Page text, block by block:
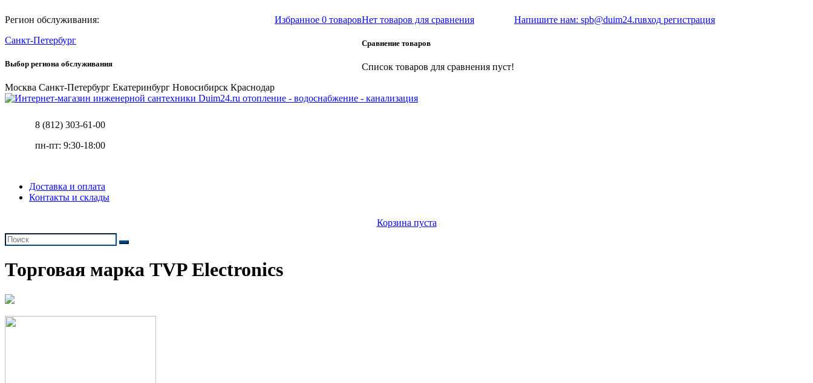
Регион обслуживания:
Санкт-Петербург
Выбор региона обслуживания
Москва Санкт-Петербург Екатеринбург Новосибирск Краснодар
Избранное 0 товаровНет товаров для сравнения
Сравнение товаров
Список товаров для сравнения пуст!
Напишите нам: spb@duim24.ruвход регистрация
отопление - водоснабжение - канализация
8 (812) 303-61-00
пн-пт: 9:30-18:00
Доставка и оплата
Контакты и склады
Корзина пуста
Торговая марка TVP Electronics